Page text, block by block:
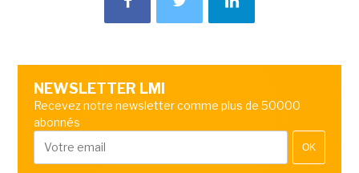
NEWSLETTER LMI
Recevez notre newsletter comme plus de 50000
abonnés
OK